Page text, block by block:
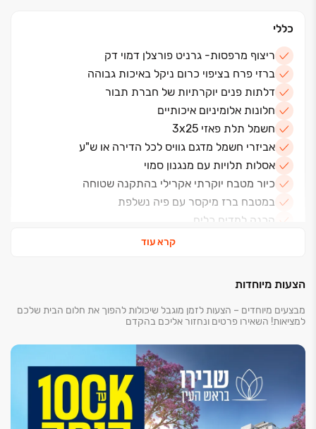
כללי
ריצוף מרפסות- גרניט פורצלן דמוי דק
ברזי פרח בציפוי כרום ניקל באיכות גבוהה
דלתות פנים יוקרתיות של חברת תבור
חלונות אלומיניום איכותיים
חשמל תלת פאזי 3x25
אביזרי חשמל מדגם גוויס לכל הדירה או ש"ע
אסלות תלויות עם מנגנון סמוי
כיור מטבח יוקרתי אקרילי בהתקנה שטוחה
במטבח ברז מיקסר עם פיה נשלפת
הכנה למדיח כלים
משטח עבודה במטבח מאבן קיסר
מפסק תאורה מחליף בחדר הורים ובמסדרון
2 חניות פרטיות ע"פ הצמדה לדירה
מחסן פרטי ע"פ הצמדה לדירה
קרא עוד
הצעות מיוחדות
מבצעים מיוחדים – הצעות לזמן מוגבל שיכולות להפוך את חלום הבית שלכם
למציאות! השאירו פרטים ונחזור אליכם בהקדם